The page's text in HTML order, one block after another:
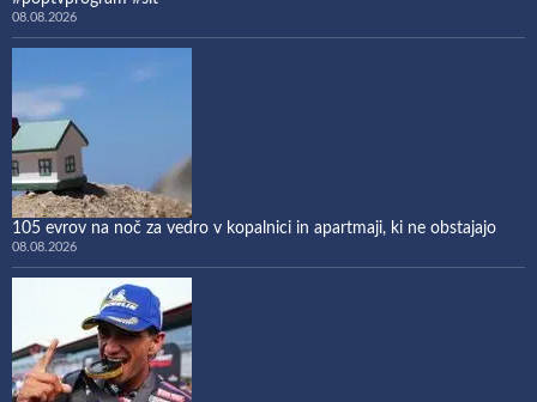
08.08.2026
105 evrov na noč za vedro v kopalnici in apartmaji, ki ne obstajajo
08.08.2026